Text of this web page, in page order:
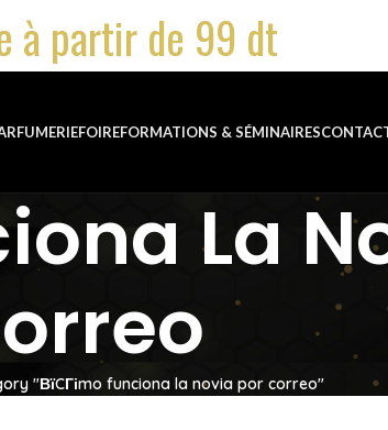
à partir de 99 dt
FOIREFORMATIONS & SÉMINAIRES
La
"ВїCГіmo funciona la novia por correo"